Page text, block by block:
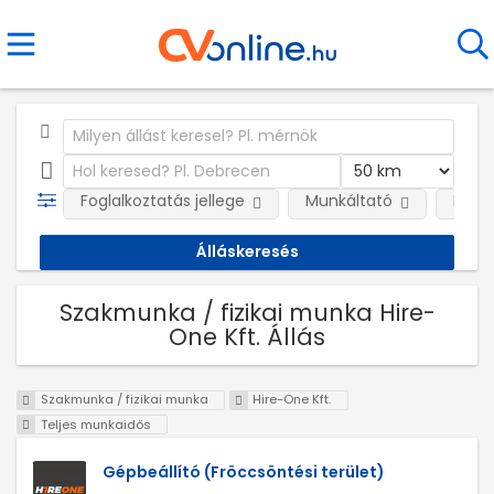
Foglalkoztatás jellege Munkáltató
Szakmunka / fizikai munka Hire-
One Kft. Állás
Szakmunka / fizikai munka
Hire-One Kft.
Teljes munkaidős
Gépbeállító (Fröccsöntési terület)